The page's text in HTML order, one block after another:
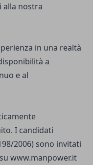
alla nostra
in una realtà
a
e al
I candidati
2006) sono invitati
su www.manpower.it